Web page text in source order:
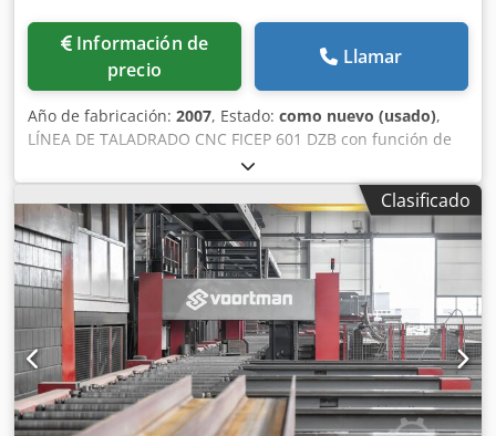
Información de
precio
Llamar
Año de fabricación: 2007, Estado: como nuevo (usado),
LÍNEA DE TALADRADO CNC FICEP 601 DZB con función de
MARCAJE en 4 direcciones. Vigas en I (sin alabeo): altura
del alma mínima 60 mm, máxima 610 mm. Anchura del ala
mínima 30 mm, máxima 310 mm. Perfiles en U (alma hacia
abajo): • Altura del alma mínima 60 mm, máxima 610 mm.
Anchura del ala mínima 30 mm, máxima 300 mm. Perfiles
en ángulo: • Altura del ala (también para alas de diferentes
tamaños) mínima 50 x 50 x 5 mm, máxima 250 x 250 x 40
mm. Perfiles planos: • Anchura mínima 100 mm, máxima
610 mm. Tubos cuadrados: • Tamaño mínimo 60 x 60 mm,
máximo 300 x 300 mm. Tubos rectangulares: • Tamaño
mínimo 60 x 30 mm, máximo 600 x 300 mm. Todas las
vigas: • Espesor máximo que se puede taladrar: 50 mm.
Clasificado